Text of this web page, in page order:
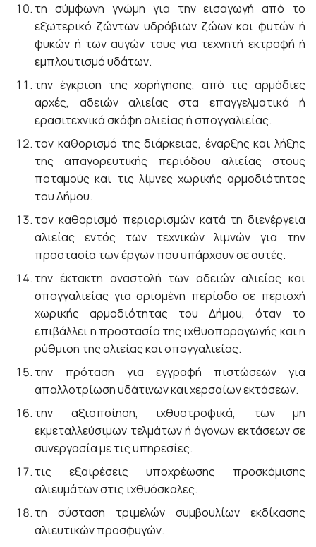
τη σύμφωνη γνώμη για την εισαγωγή από το
εξωτερικό ζώντων υδρόβιων ζώων και φυτών ή
φυκών ή των αυγών τους για τεχνητή εκτροφή ή
εμπλουτισμό υδάτων.
την έγκριση της χορήγησης, από τις αρμόδιες
αρχές, αδειών αλιείας στα επαγγελματικά ή
ερασιτεχνικά σκάφη αλιείας ή σπογγαλιείας.
τον καθορισμό της διάρκειας, έναρξης και λήξης
της απαγορευτικής περιόδου αλιείας στους
ποταμούς και τις λίμνες χωρικής αρμοδιότητας
του Δήμου.
τον καθορισμό περιορισμών κατά τη διενέργεια
αλιείας εντός των τεχνικών λιμνών για την
προστασία των έργων που υπάρχουν σε αυτές.
την έκτακτη αναστολή των αδειών αλιείας και
σπογγαλιείας για ορισμένη περίοδο σε περιοχή
χωρικής αρμοδιότητας του Δήμου, όταν το
επιβάλλει η προστασία της ιχθυοπαραγωγής και η
ρύθμιση της αλιείας και σπογγαλιείας.
την πρόταση για εγγραφή πιστώσεων για
απαλλοτρίωση υδάτινων και χερσαίων εκτάσεων.
την αξιοποίηση, ιχθυοτροφικά, των μη
εκμεταλλεύσιμων τελμάτων ή άγονων εκτάσεων σε
συνεργασία με τις υπηρεσίες.
τις εξαιρέσεις υποχρέωσης προσκόμισης
αλιευμάτων στις ιχθυόσκαλες.
τη σύσταση τριμελών συμβουλίων εκδίκασης
αλιευτικών προσφυγών.